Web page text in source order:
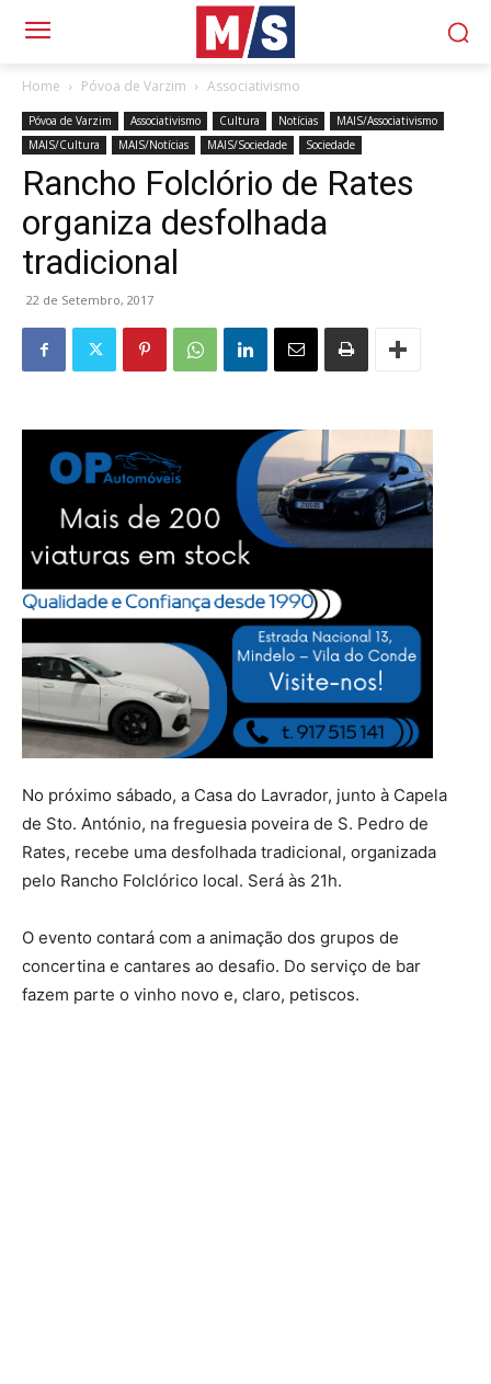
Home Póvoa de Varzim Associativismo
Póvoa de Varzim Associativismo Cultura Notícias
MAIS/Associativismo
MAIS/Cultura
MAIS/Notícias MAIS/Sociedade Sociedade
Rancho Folclório de Rates
organiza desfolhada
tradicional
22 de Setembro, 2017
No próximo sábado, a Casa do Lavrador, junto à Capela
de Sto. António, na freguesia poveira de S. Pedro de
Rates, recebe uma desfolhada tradicional, organizada
pelo Rancho Folclórico local. Será às 21h.
O evento contará com a animação dos grupos de
concertina e cantares ao desafio. Do serviço de bar
fazem parte o vinho novo e, claro, petiscos.